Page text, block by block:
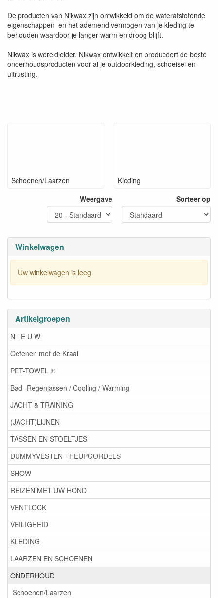
Winkelwagen
Uw winkelwagen is leeg
Artikelgroepen
N I E U W
Oefenen met de Kraai
PET-TOWEL ®
Bad- Regenjassen / Cooling / Warming
JACHT & TRAINING
(JACHT)LIJNEN
TASSEN EN STOELTJES
DUMMYVESTEN - HEUPGORDELS
SHOW
REIZEN MET UW HOND
VENTLOCK
VEILIGHEID
KLEDING
LAARZEN EN SCHOENEN
ONDERHOUD
Schoenen/Laarzen
De producten van Nikwax zijn ontwikkeld om de waterafstotende
eigenschappen en het ademend vermogen van je kleding te
behouden waardoor je langer warm en droog blijft.
Nikwax is wereldleider. Nikwax ontwikkelt en produceert de beste
onderhoudsproducten voor al je outdoorkleding, schoeisel en
uitrusting.
Schoenen/Laarzen
Kleding
Weergave
Sorteer op